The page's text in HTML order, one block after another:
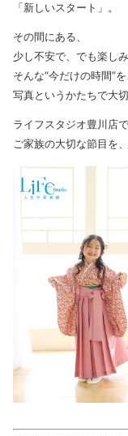
「新しいスタート」。
その間にある、
少し不安で、でも楽しみ
そんな“今だけの時間”を
写真というかたちで大
ライフスタジオ豊川店で
ご家族の大切な節目を